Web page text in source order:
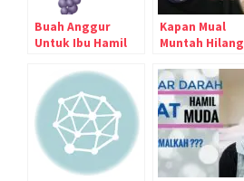
Buah Anggur
Untuk Ibu Hamil
Amankah?
Kapan Mual
Muntah Hilang